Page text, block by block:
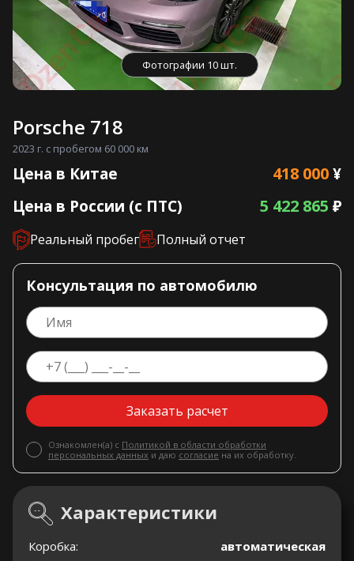
Фотографии 10 шт.
Porsche 718
2023 г. с пробегом 60 000 км
Цена в Китае 418 000¥
Цена в России (с ПТС)
5 422 865 ₽
Реальный пробег Полный отчет
Консультация по автомобилю
Заказать расчет
Ознакомлен(а) с Политикой в области обработки
персональных данных и даю согласие на их обработку.
Характеристики
Коробка:
автоматическая